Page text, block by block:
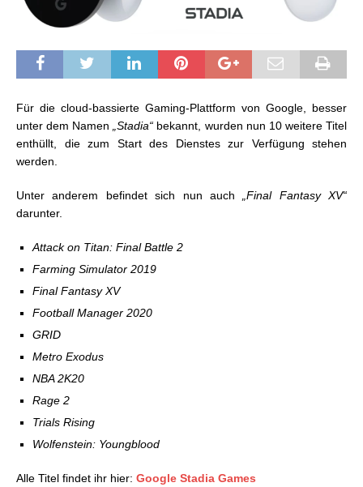
Für die cloud-bassierte Gaming-Plattform von Google, besser
unter dem Namen
„Stadia“ bekannt, wurden nun 10 weitere Titel
enthüllt, die zum Start des Dienstes zur Verfügung stehen
werden.
Unter anderem befindet sich nun auch
„Final Fantasy XV“
darunter.
Attack on Titan: Final Battle 2
Farming Simulator 2019
Final Fantasy XV
Football Manager 2020
GRID
Metro Exodus
NBA 2K20
Rage 2
Trials Rising
Wolfenstein: Youngblood
Alle Titel findet ihr hier: Google Stadia Games